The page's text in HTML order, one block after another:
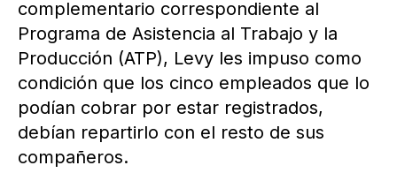
complementario correspondiente al
Programa de Asistencia al Trabajo y la
Producción (ATP), Levy les impuso como
condición que los cinco empleados que lo
podían cobrar por estar registrados,
debían repartirlo con el resto de sus
compañeros.